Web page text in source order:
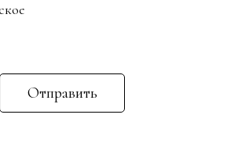
Отправить